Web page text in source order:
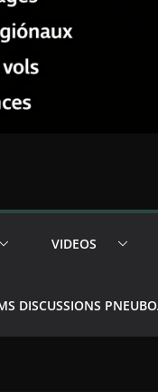
VIDEOS
DISCUSSIONS